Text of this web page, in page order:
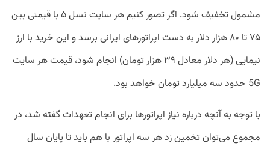
مشمول تخفیف شود. اگر تصور کنیم هر سایت نسل ۵ با قیمتی بین
۷۵ تا ۸۰ هزار دلار به دست اپراتورهای ایرانی برسد و این خرید با ارز
نیمایی (هر دلار معادل ۳۹ هزار تومان) انجام شود، قیمت هر سایت
5G حدود سه میلیارد تومان خواهد بود.
با توجه به آنچه درباره نیاز اپراتورها برای انجام تعهدات گفته شد، در
مجموع می‌توان تخمین زد هر سه اپراتور با هم باید تا پایان سال